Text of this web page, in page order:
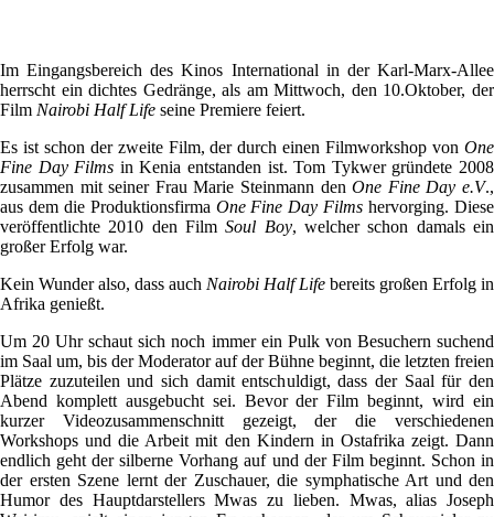
Im Eingangsbereich des Kinos International in der Karl-Marx-Allee
herrscht ein dichtes Gedränge, als am Mittwoch, den 10.Oktober, der
Film Nairobi Half Life seine Premiere feiert.
Es ist schon der zweite Film, der durch einen Filmworkshop von One
Fine Day Films in Kenia entstanden ist. Tom Tykwer gründete 2008
zusammen mit seiner Frau Marie Steinmann den One Fine Day e.V.,
aus dem die Produktionsfirma One Fine Day Films hervorging. Diese
veröffentlichte 2010 den FilmSoul Boy, welcher schon damals ein
großer Erfolg war.
Kein Wunder also, dass auch Nairobi Half Life bereits großen Erfolg in
Afrika genießt.
Um 20 Uhr schaut sich noch immer ein Pulk von Besuchern suchend
im Saal um, bis der Moderator auf der Bühne beginnt, die letzten freien
Plätze zuzuteilen und sich damit entschuldigt, dass der Saal für den
Abend komplett ausgebucht sei. Bevor der Film beginnt, wird ein
kurzer Videozusammenschnitt gezeigt, der die verschiedenen
Workshops und die Arbeit mit den Kindern in Ostafrika zeigt. Dann
endlich geht der silberne Vorhang auf und der Film beginnt. Schon in
der ersten Szene lernt der Zuschauer, die symphatische Art und den
Humor des Hauptdarstellers Mwas zu lieben. Mwas, alias Joseph